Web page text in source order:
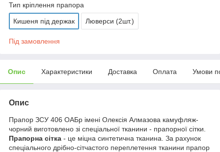
Тип кріплення прапора
Кишеня під держак Люверси (2шт.)
Під замовлення
Опис Характеристики Доставка Оплата Умови
Опис
Прапор ЗСУ 406 ОАБр імені Олексія Алмазова камуфляж-
чорний виготовлено зі спеціальної тканини - прапорної сітки.
Прапорна сітка - це міцна синтетична тканина. За рахунок
спеціального дрібно-сітчастого переплетення тканини прапор